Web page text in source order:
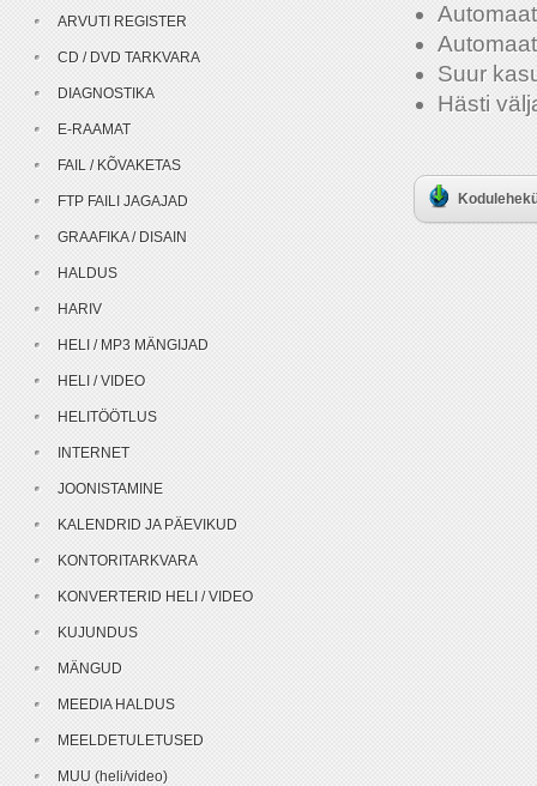
Suur
Hästi
ARVUTI REGISTER
CD / DVD TARKVARA
DIAGNOSTIKA
E-RAAMAT
FAIL / KÕVAKETAS
FTP FAILI JAGAJAD
GRAAFIKA / DISAIN
HALDUS
HARIV
HELI / MP3 MÄNGIJAD
HELI / VIDEO
HELITÖÖTLUS
INTERNET
JOONISTAMINE
KALENDRID JA PÄEVIKUD
KONTORITARKVARA
KONVERTERID HELI / VIDEO
KUJUNDUS
MÄNGUD
MEEDIA HALDUS
MEELDETULETUSED
MUU (heli/video)